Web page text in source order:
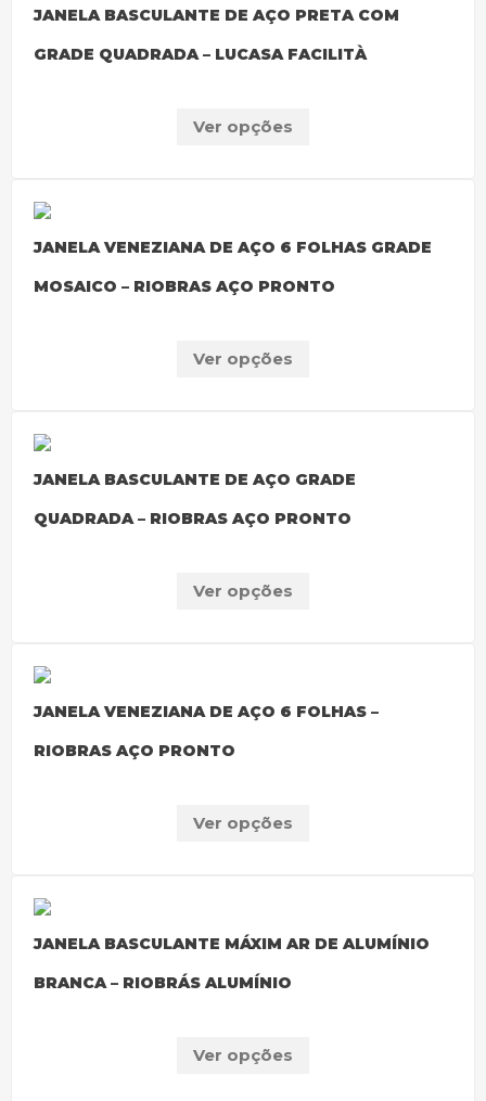
JANELA BASCULANTE DE AÇO PRETA COM
GRADE QUADRADA – LUCASA FACILITÀ
Ver opções
JANELA VENEZIANA DE AÇO 6 FOLHAS GRADE
MOSAICO – RIOBRAS AÇO PRONTO
Ver opções
JANELA BASCULANTE DE AÇO GRADE
QUADRADA – RIOBRAS AÇO PRONTO
Ver opções
JANELA VENEZIANA DE AÇO 6 FOLHAS –
RIOBRAS AÇO PRONTO
Ver opções
JANELA BASCULANTE MÁXIM AR DE ALUMÍNIO
BRANCA – RIOBRÁS ALUMÍNIO
Ver opções